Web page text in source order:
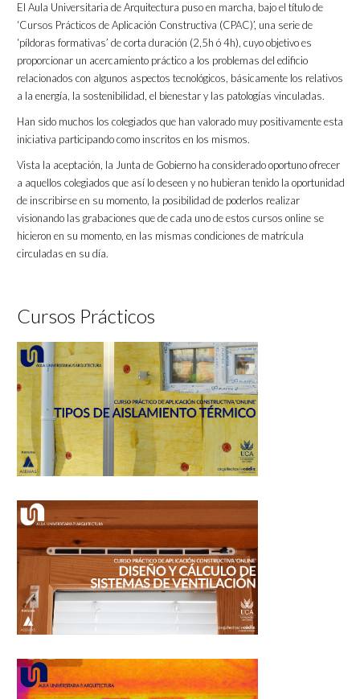
El Aula Universitaria de Arquitectura puso en marcha, bajo el título de
‘Cursos Prácticos de Aplicación Constructiva (CPAC)’, una serie de
‘píldoras formativas’ de corta duración (2,5h ó 4h), cuyo objetivo es
proporcionar un acercamiento práctico a los problemas del edificio
relacionados con algunos aspectos tecnológicos, básicamente los relativos
a la energía, la sostenibilidad, el bienestar y las patologías vinculadas.
Han sido muchos los colegiados que han valorado muy positivamente esta
iniciativa participando como inscritos en los mismos.
Vista la aceptación, la Junta de Gobierno ha considerado oportuno ofrecer
a aquellos colegiados que así lo deseen y no hubieran tenido la oportunidad
de inscribirse en su momento, la posibilidad de poderlos realizar
visionando las grabaciones que de cada uno de estos cursos online se
hicieron en su momento, en las mismas condiciones de matrícula
circuladas en su día.
Cursos Prácticos